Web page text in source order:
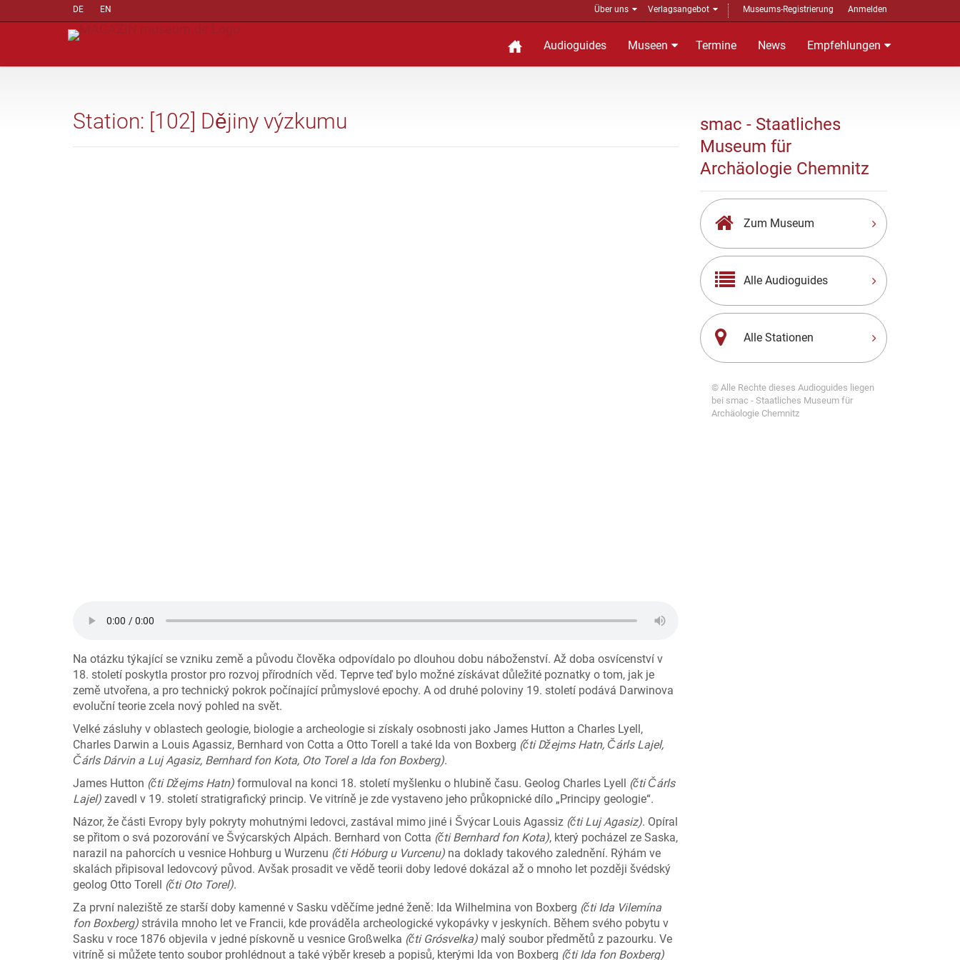
DE EN Über uns Verlagsangebot Museums-Registrierung Anmelden
Audioguides Museen Termine News Empfehlungen
Station: [102] Dějiny výzkumu
Na otázku týkající se vzniku země a původu člověka odpovídalo po dlouhou dobu náboženství. Až doba osvícenství v
18. století poskytla prostor pro rozvoj přírodních věd. Teprve teď bylo možné získávat důležité poznatky o tom, jak je
země utvořena, a pro technický pokrok počínající průmyslové epochy. A od druhé poloviny 19. století podává Darwinova
evoluční teorie zcela nový pohled na svět.
Velké zásluhy v oblastech geologie, biologie a archeologie si získaly osobnosti jako James Hutton a Charles Lyell,
Charles Darwin a Louis Agassiz, Bernhard von Cotta a Otto Torell a také Ida von Boxberg (čti Džejms Hatn, Čárls Lajel,
Čárls Dárvin a Luj Agasiz, Bernhard fon Kota, Oto Torel a Ida fon Boxberg).
James Hutton (čti Džejms Hatn) formuloval na konci 18. století myšlenku o hlubině času. Geolog Charles Lyell (čti Čárls
Lajel) zavedl v 19. století stratigrafický princip. Ve vitríně je zde vystaveno jeho průkopnické dílo „Principy geologie“.
Názor, že části Evropy byly pokryty mohutnými ledovci, zastával mimo jiné i Švýcar Louis Agassiz (čti Luj Agasiz). Opíral
se přitom o svá pozorování ve Švýcarských Alpách. Bernhard von Cotta (čti Bernhard fon Kota), který pocházel ze Saska,
narazil na pahorcích u vesnice Hohburg u Wurzenu (čti Hóburg u Vurcenu) na doklady takového zalednění. Rýhám ve
skalách připisoval ledovcový původ. Avšak prosadit ve vědě teorii doby ledové dokázal až o mnoho let později švédský
geolog Otto Torell (čti Oto Torel).
Za první naleziště ze starší doby kamenné v Sasku vděčíme jedné ženě: Ida Wilhelmina von Boxberg (čti Ida Vilemína
fon Boxberg) strávila mnoho let ve Francii, kde prováděla archeologické vykopávky v jeskyních. Během svého pobytu v
Sasku v roce 1876 objevila v jedné pískovně u vesnice Großwelka (čti Grósvelka) malý soubor předmětů z pazourku. Ve
vitríně si můžete tento soubor prohlédnout a také výběr kreseb a popisů, kterými Ida von Boxberg (čti Ida fon Boxberg)
smac - Staatliches
Museum für
Archäologie Chemnitz
Zum Museum
Alle Audioguides
Alle Stationen
© Alle Rechte dieses Audioguides liegen
bei smac - Staatliches Museum für
Archäologie Chemnitz